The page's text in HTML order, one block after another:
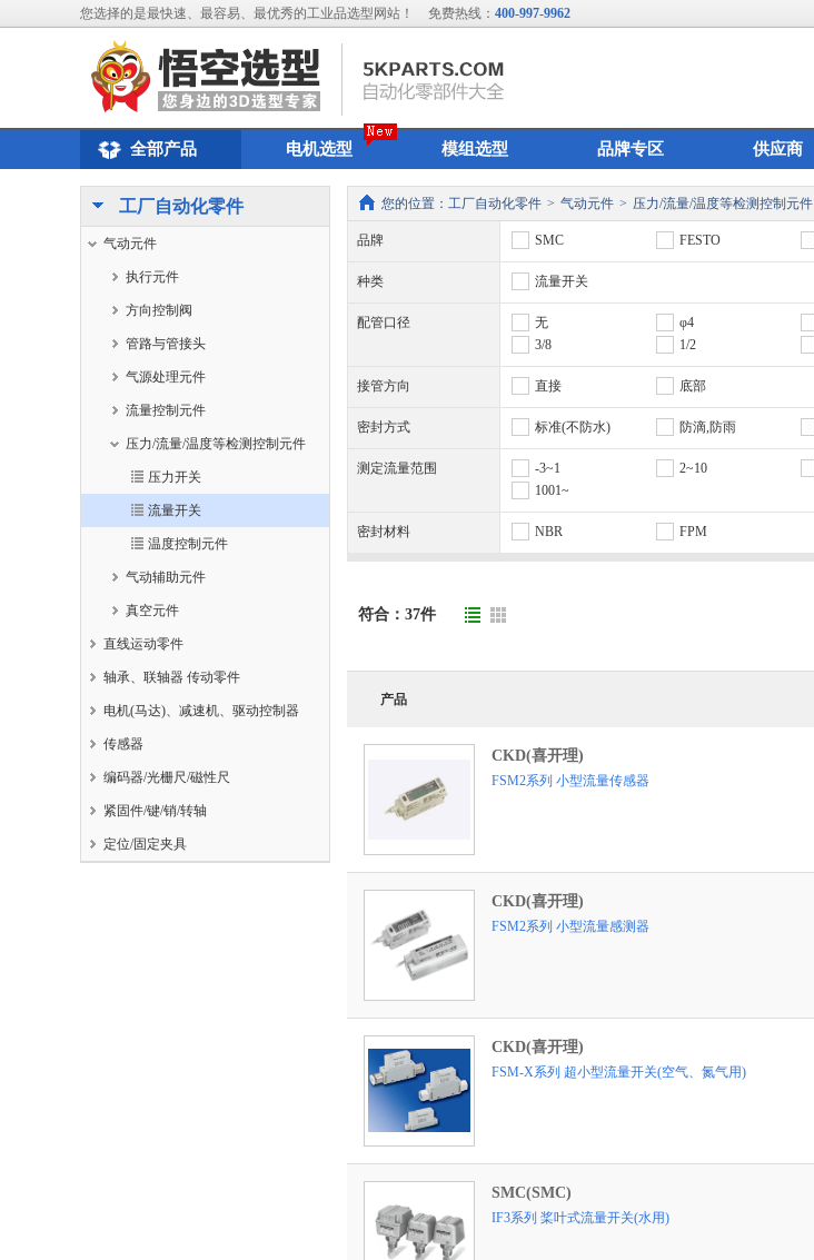
您选择的是最快速、最容易、最优秀的工业品选型网站！ 免费热线： 400-997-9962
全部产品 电机选型 模组选型 品牌专区 供应商
工厂自动化零件
气动元件
执行元件
方向控制阀
管路与管接头
气源处理元件
流量控制元件
压力/流量/温度等检测控制元件
压力开关
流量开关
温度控制元件
气动辅助元件
真空元件
直线运动零件
轴承、联轴器 传动零件
电机(马达)、减速机、驱动控制器
传感器
编码器/光栅尺/磁性尺
紧固件/键/销/转轴
定位/固定夹具
您的位置： 工厂自动化零件 > 气动元件 > 压力/流量/温度等检测控制元件
品牌 SMC FESTO
种类 流量开关
配管口径 无 φ4
3/8
1/2
接管方向 直接 底部
密封方式 标准(不防水) 防滴,防雨
测定流量范围 -3~1 2~10
1001~
密封材料 NBR FPM
符合： 37件
产品
CKD(喜开理)
FSM2系列 小型流量传感器
CKD(喜开理)
FSM2系列 小型流量感测器
CKD(喜开理)
FSM-X系列 超小型流量开关(空气、氮气用)
SMC(SMC)
IF3系列 桨叶式流量开关(水用)